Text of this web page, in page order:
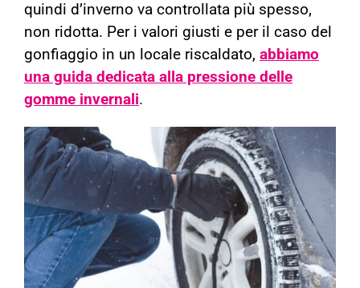
quindi d’inverno va controllata più spesso,
non ridotta. Per i valori giusti e per il caso del
gonfiaggio in un locale riscaldato, abbiamo
una guida dedicata alla pressione delle
gomme invernali.